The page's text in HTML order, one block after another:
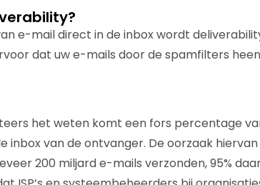
e-mail direct in de inbox wordt
dat uw e-mails door de spamfilters
het weten komt een fors percentage
inbox van de ontvanger. De oorzaak hiervan
200 miljard e-mails verzonden, 95%